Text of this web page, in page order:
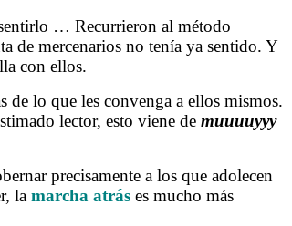
… Recurrieron al método
de mercenarios no tenía ya sentido. Y
con ellos.
lo que les convenga a ellos mismos.
lector, esto viene de muuuuyyy
precisamente a los que adolecen
la marcha atrás es mucho más